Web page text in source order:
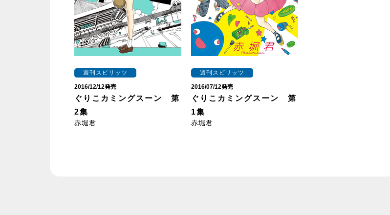
週刊スピリッツ
2016/12/12発売
ぐりこカミングスーン 第
2集
赤堀君
週刊スピリッツ
2016/07/12発売
ぐりこカミングスーン 第
1集
赤堀君